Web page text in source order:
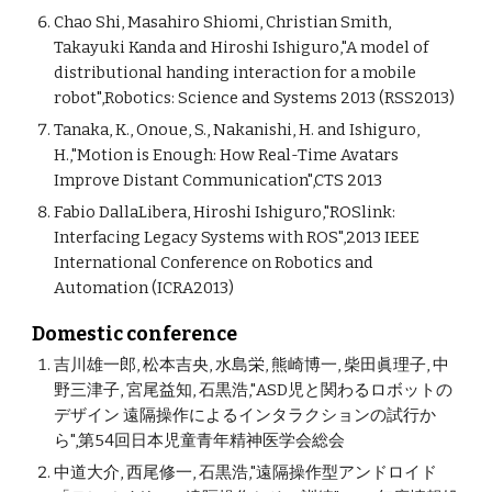
Chao Shi, Masahiro Shiomi, Christian Smith,
Takayuki Kanda and Hiroshi Ishiguro,"A model of
distributional handing interaction for a mobile
robot",Robotics: Science and Systems 2013 (RSS2013)
Tanaka, K., Onoue, S., Nakanishi, H. and Ishiguro,
H.,"Motion is Enough: How Real-Time Avatars
Improve Distant Communication",CTS 2013
Fabio DallaLibera, Hiroshi Ishiguro,"ROSlink:
Interfacing Legacy Systems with ROS",2013 IEEE
International Conference on Robotics and
Automation (ICRA2013)
Domestic conference
吉川雄一郎, 松本吉央, 水島栄, 熊崎博一, 柴田眞理子, 中
野三津子, 宮尾益知, 石黒浩,"ASD児と関わるロボットの
デザイン 遠隔操作によるインタラクションの試行か
ら",第54回日本児童青年精神医学会総会
中道大介, 西尾修一, 石黒浩,"遠隔操作型アンドロイド